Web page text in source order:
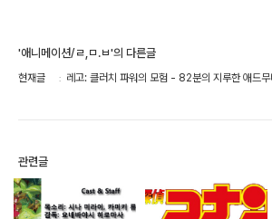
'애니메이션/ㄹ,ㅁ.ㅂ'의 다른글
현재글 레고: 클러치 파워의 모험 - 82분의 지루한 애드무
관련글